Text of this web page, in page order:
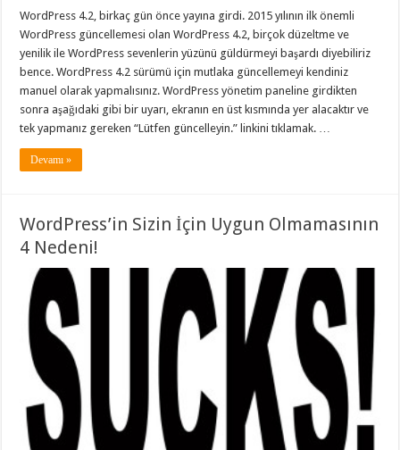
WordPress 4.2, birkaç gün önce yayına girdi. 2015 yılının ilk önemli
WordPress güncellemesi olan WordPress 4.2, birçok düzeltme ve
yenilik ile WordPress sevenlerin yüzünü güldürmeyi başardı diyebiliriz
bence. WordPress 4.2 sürümü için mutlaka güncellemeyi kendiniz
manuel olarak yapmalısınız. WordPress yönetim paneline girdikten
sonra aşağıdaki gibi bir uyarı, ekranın en üst kısmında yer alacaktır ve
tek yapmanız gereken “Lütfen güncelleyin.” linkini tıklamak. …
Devamı »
WordPress’in Sizin İçin Uygun Olmamasının
4 Nedeni!